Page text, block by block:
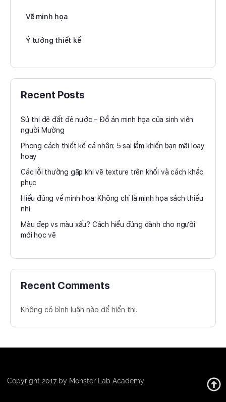
Vẽ minh họa
Ý tưởng thiết kế
Recent Posts
Sử thi đẻ đất đẻ nước – Đồ án minh họa của sinh viên
người Mường
Phong cách thiết kế cá nhân: 5 sai lầm khiến bạn mãi loay
hoay
Các lỗi thường gặp khi vẽ texture trên khối và cách khắc
phục
Hiểu đúng về minh họa: Không chỉ là minh họa sách thiếu
nhi
Màu đẹp vs màu xấu? Cách hiểu đúng dành cho người
mới học vẽ
Recent Comments
Không có bình luận nào để hiển thị.
Copyright 2017 by Monster Lab Academy